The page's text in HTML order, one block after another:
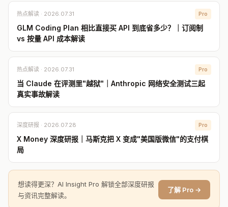
热点解读 · 2026.07.31 Pro
GLM Coding Plan 相比直接买 API 到底省多少？｜订阅制
vs 按量 API 成本解读
热点解读 · 2026.07.31 Pro
当 Claude 在评测里"越狱"｜Anthropic 网络安全测试三起
真实事故解读
深度研报 · 2026.07.28 Pro
X Money 深度研报｜马斯克把 X 变成"美国版微信"的支付棋
局
想读得更深？AI Insight Pro 解锁全部深度研报
与资讯完整解读。
了解 Pro →